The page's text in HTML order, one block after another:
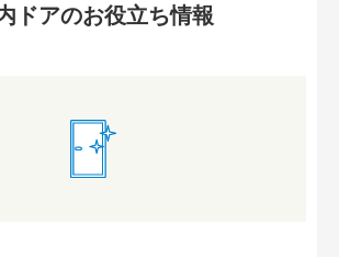
ドアのお役立ち情報